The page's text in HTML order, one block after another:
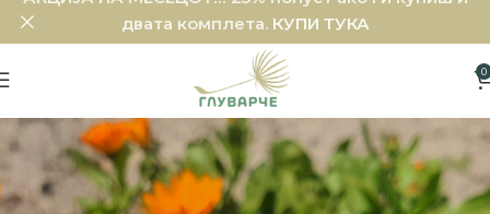
0
двата комплета. КУПИ ТУКА